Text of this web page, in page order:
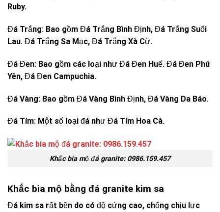
Ruby.
Đá Trắng: Bao gồm Đá Trắng Bình Định, Đá Trắng Suối
Lau. Đá Trắng Sa Mạc, Đá Trắng Xà Cừ.
Đá Đen: Bao gồm các loại như Đá Đen Huế. Đá Đen Phú
Yên, Đá Đen Campuchia.
Đá Vàng: Bao gồm Đá Vàng Bình Định, Đá Vàng Da Báo.
Đá Tím: Một số loại đá như Đá Tím Hoa Cà.
Khắc bia mộ đá granite: 0986.159.457
Khắc bia mộ bằng đá granite kim sa
Đá kim sa rất bền do có độ cứng cao, chống chịu lực